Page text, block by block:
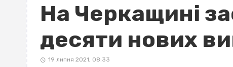
На Черкащині
десяти нових
19 липня 2021, 08:33